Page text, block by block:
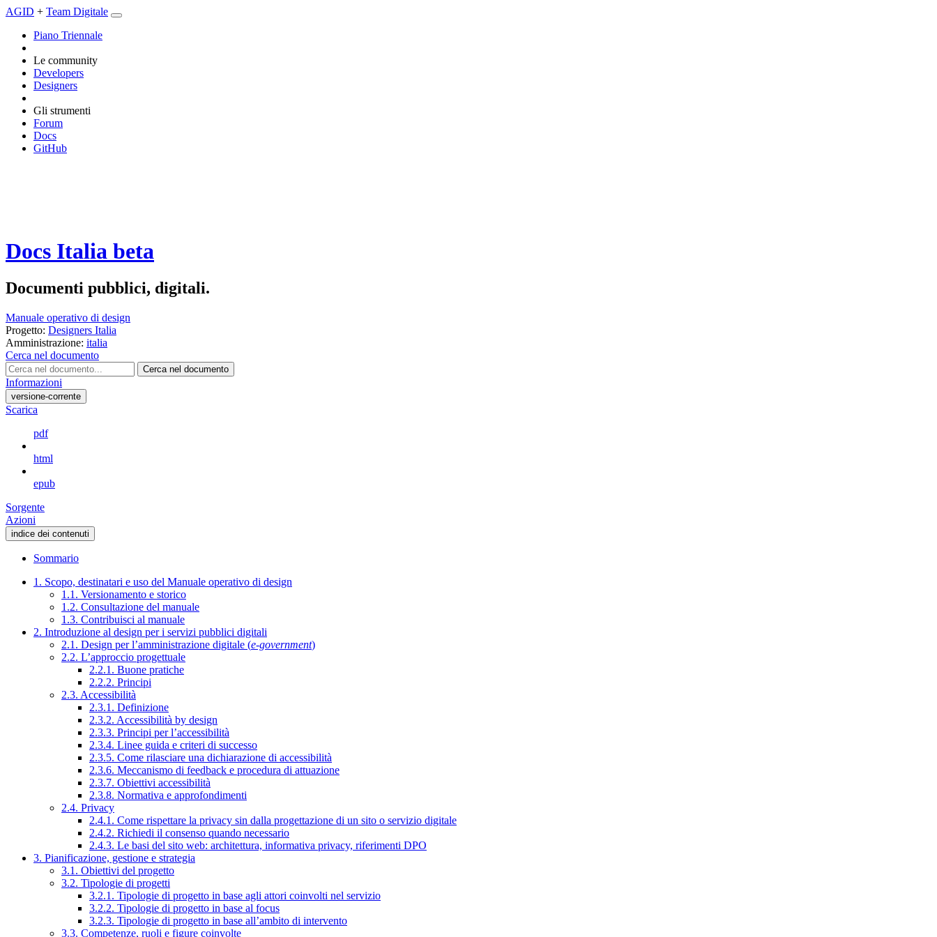
AGID + Team Digitale
Piano Triennale
Le community
Developers
Designers
Gli strumenti
Forum
Docs
GitHub
Docs Italia beta
Documenti pubblici, digitali.
Manuale operativo di design
Progetto: Designers Italia
Amministrazione: italia
Cerca nel documento
Cerca nel documento
Informazioni
versione-corrente
Scarica
pdf
html
epub
Sorgente
Azioni
indice dei contenuti
Sommario
1. Scopo, destinatari e uso del Manuale operativo di design
1.1. Versionamento e storico
1.2. Consultazione del manuale
1.3. Contribuisci al manuale
2. Introduzione al design per i servizi pubblici digitali
2.1. Design per l’amministrazione digitale (e-government)
2.2. L’approccio progettuale
2.2.1. Buone pratiche
2.2.2. Principi
2.3. Accessibilità
2.3.1. Definizione
2.3.2. Accessibilità by design
2.3.3. Principi per l’accessibilità
2.3.4. Linee guida e criteri di successo
2.3.5. Come rilasciare una dichiarazione di accessibilità
2.3.6. Meccanismo di feedback e procedura di attuazione
2.3.7. Obiettivi accessibilità
2.3.8. Normativa e approfondimenti
2.4. Privacy
2.4.1. Come rispettare la privacy sin dalla progettazione di un sito o servizio digitale
2.4.2. Richiedi il consenso quando necessario
2.4.3. Le basi del sito web: architettura, informativa privacy, riferimenti DPO
3. Pianificazione, gestione e strategia
3.1. Obiettivi del progetto
3.2. Tipologie di progetti
3.2.1. Tipologie di progetto in base agli attori coinvolti nel servizio
3.2.2. Tipologie di progetto in base al focus
3.2.3. Tipologie di progetto in base all’ambito di intervento
3.3. Competenze, ruoli e figure coinvolte